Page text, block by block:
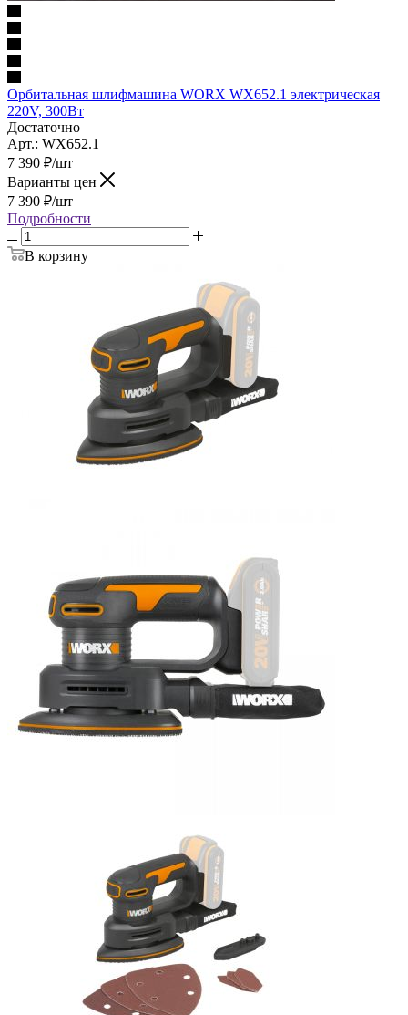
Орбитальная шлифмашина WORX WX652.1 электрическая
220V, 300Вт
Достаточно
Арт.: WX652.1
7 390 ₽/шт
Варианты цен
7 390 ₽/шт
Подробности
В корзину